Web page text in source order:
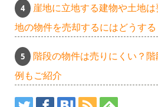
崖地に立地する建物や土地
地の物件を売却するにはどうする
階段の物件は売りにくい？
例もご紹介